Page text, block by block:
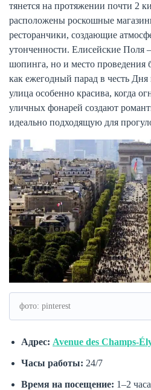
тянется на протяжении почти 2
расположены роскошные
ресторанчики, создающие
утонченности. Елисейские Поля
шопинга, но и место проведения
как ежегодный парад в честь
улица особенно красива, когда
уличных фонарей создают
идеально подходящую для
фото: pinterest
Адрес: Avenue des Champs-
Часы работы: 24/7
Время на посещение: 1–2 часа